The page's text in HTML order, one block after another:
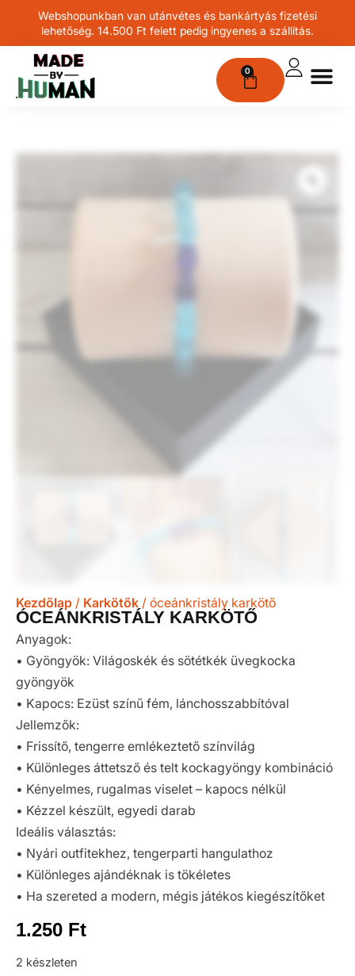
Webshopunkban van utánvétes és bankártyás fizetési
lehetőség. 14.500 Ft felett pedig ingyenes a szállítás.
0
Kezdőlap / Karkötők / óceánkristály karkötő
ÓCEÁNKRISTÁLY KARKÖTŐ
Anyagok:
• Gyöngyök: Világoskék és sötétkék üvegkocka
gyöngyök
• Kapocs: Ezüst színű fém, lánchosszabbítóval
Jellemzők:
• Frissítő, tengerre emlékeztető színvilág
• Különleges áttetsző és telt kockagyöngy kombináció
• Kényelmes, rugalmas viselet – kapocs nélkül
• Kézzel készült, egyedi darab
Ideális választás:
• Nyári outfitekhez, tengerparti hangulathoz
• Különleges ajándéknak is tökéletes
• Ha szereted a modern, mégis játékos kiegészítőket
1.250 Ft
2 készleten